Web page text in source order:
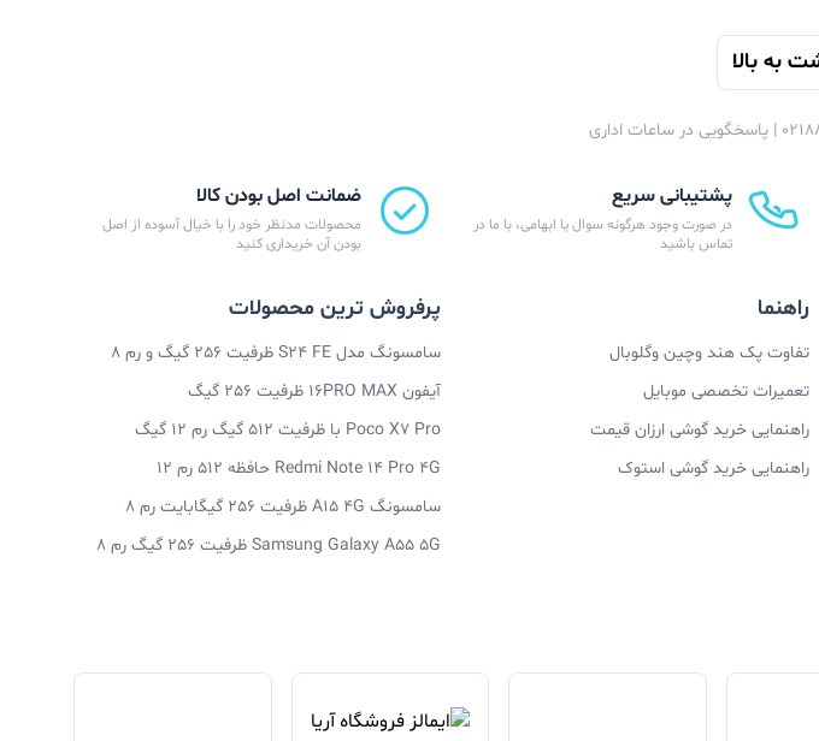
به بالا
پشتیبانی سریع
در صورت وجود هرگونه سوال یا ابهامی، با ما در
تماس باشید
ضمانت اصل بودن کالا
محصولات مدنظر خود را با خیال آسوده از اصل
بودن آن خریداری کنید
راهنما
تفاوت پک هند وچین وگلوبال
تعمیرات تخصصی موبایل
راهنمایی خرید گوشی ارزان قیمت
راهنمایی خرید گوشی استوک
پرفروش ترین محصولات
سامسونگ مدل S24 FE ظرفیت 256 گیگ و رم 8
آیفون 16PRO MAX ظرفیت 256 گیگ
Poco X7 Pro با ظرفیت 512 گیگ رم 12 گیگ
Redmi Note 14 Pro 4G حافظه 512 رم 12
سامسونگ A15 4G ظرفیت 256 گیگابایت رم 8
Samsung Galaxy A55 5G ظرفیت 256 گیگ رم 8